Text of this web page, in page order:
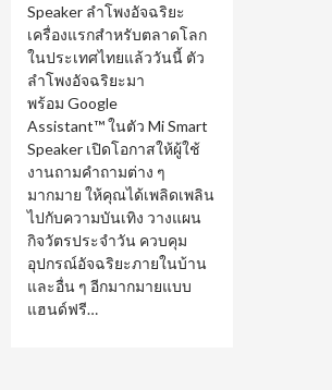
Speaker ลำโพงอัจฉริยะ
เครื่องแรกสำหรับตลาดโลก
ในประเทศไทยแล้ววันนี้ ตัว
ลำโพงอัจฉริยะมา
พร้อม Google
Assistant™ ในตัว Mi Smart
Speaker เปิดโอกาสให้ผู้ใช้
งานถามคำถามต่าง ๆ
มากมาย ให้คุณได้เพลิดเพลิน
ไปกับความบันเทิง วางแผน
กิจวัตรประจำวัน ควบคุม
อุปกรณ์อัจฉริยะภายในบ้าน
และอื่น ๆ อีกมากมายแบบ
แฮนด์ฟรี…